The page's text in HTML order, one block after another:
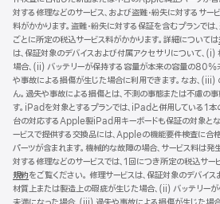
対する修理などのサービス、および盗難・紛失に対するサー
料がかかります。盗難・紛失に対する保証を含むプランでは
ごとに所定の税込サービス料がかかります。詳細については
は、保証対象のデバイスおよび付属アクセサリについて、
場合、(ii) バッテリーが保持する容量が本来の容量の80%
や事故による損傷が生じた場合に利用できます。なお、(iii)
ん。過失や事故による損傷とは、不測の事態または不慮の
す。iPadを対象とするプランでは、iPadと併用している
台の対応するApple製iPad用キーボードも保証の対象と
ービスで提供する交換品には、Appleの機能要件検査に
パーツが含まれます。機械的な故障の場合、サービス料は
対する修理などのサービスでは、1回につき所定の税込サー
規約（新
規
をご覧ください。 修理サービスは、保証対象のデバイ
材質上または製造上の瑕疵が生じた場合、(ii) バッテリー